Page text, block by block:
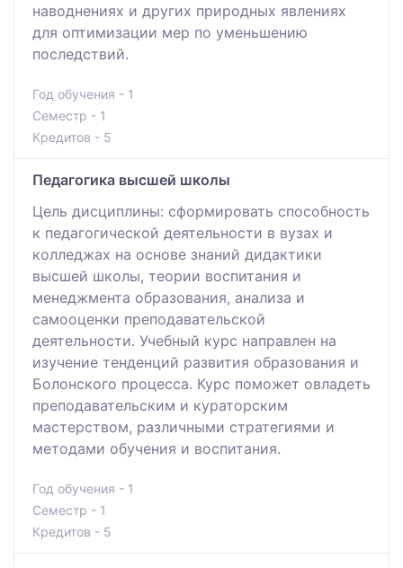
наводнениях и других природных явлениях
для оптимизации мер по уменьшению
последствий.
Год обучения - 1
Семестр - 1
Кредитов - 5
Педагогика высшей школы
Цель дисциплины: сформировать способность
к педагогической деятельности в вузах и
колледжах на основе знаний дидактики
высшей школы, теории воспитания и
менеджмента образования, анализа и
самооценки преподавательской
деятельности. Учебный курс направлен на
изучение тенденций развития образования и
Болонского процесса. Курс поможет овладеть
преподавательским и кураторским
мастерством, различными стратегиями и
методами обучения и воспитания.
Год обучения - 1
Семестр - 1
Кредитов - 5